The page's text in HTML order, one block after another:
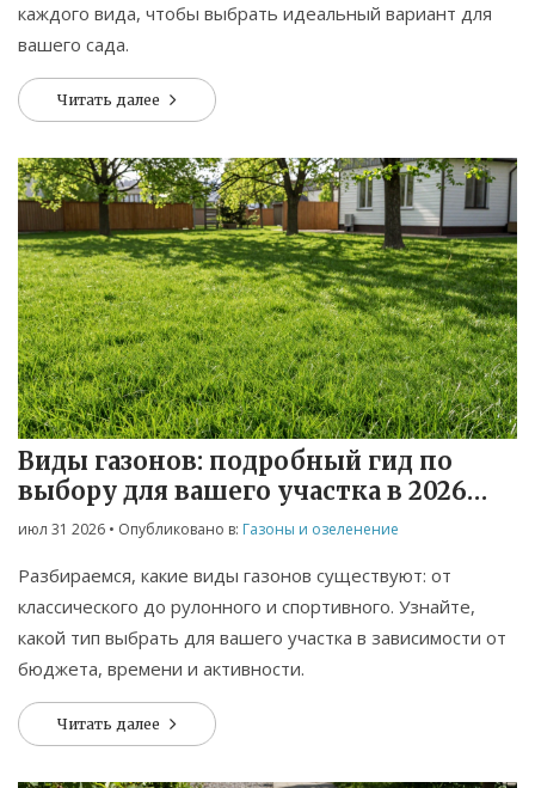
каждого вида, чтобы выбрать идеальный вариант для
вашего сада.
Читать далее
Виды газонов: подробный гид по
выбору для вашего участка в 2026
году
июл 31 2026 • Опубликовано в: Газоны и озеленение
Разбираемся, какие виды газонов существуют: от
классического до рулонного и спортивного. Узнайте,
какой тип выбрать для вашего участка в зависимости от
бюджета, времени и активности.
Читать далее